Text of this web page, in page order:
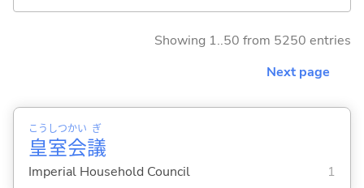
Showing 1..50 from 5250 entries
Next page
皇
こう
室
しつ
会
かい
議
ぎ
Imperial Household Council 1